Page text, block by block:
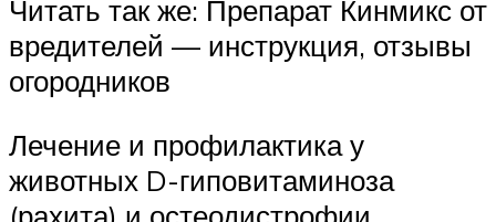
Читать так же: Препарат Кинмикс от
вредителей — инструкция, отзывы
огородников
Лечение и профилактика у
животных D-гиповитаминоза
(рахита) и остеодистрофии,